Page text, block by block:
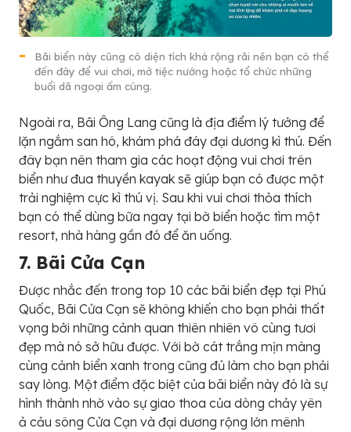
Bãi biển này cũng có diện tích khá rộng rãi nên bạn có thể
đến đây để vui chơi, mở tiệc nướng hoặc tổ chức những
buổi dã ngoại ấm cúng.
Ngoài ra, Bãi Ông Lang cũng là địa điểm lý tưởng để
lặn ngắm san hô, khám phá đáy đại dương kì thú. Đến
đây bạn nên tham gia các hoạt động vui chơi trên
biển như đua thuyền kayak sẽ giúp bạn có được một
trải nghiệm cực kì thú vị. Sau khi vui chơi thỏa thích
bạn có thể dùng bữa ngay tại bờ biển hoặc tìm một
resort, nhà hàng gần đó để ăn uống.
7. Bãi Cửa Cạn
Được nhắc đến trong top 10 các bãi biển đẹp tại Phú
Quốc, Bãi Cửa Cạn sẽ không khiến cho bạn phải thất
vọng bởi những cảnh quan thiên nhiên vô cùng tươi
đẹp mà nó sở hữu được. Với bờ cát trắng mịn màng
cùng cảnh biển xanh trong cũng đủ làm cho bạn phải
say lòng. Một điểm đặc biệt của bãi biển này đó là sự
hình thành nhờ vào sự giao thoa của dòng chảy yên
ả cảu sông Cửa Cạn và đại dương rộng lớn mênh